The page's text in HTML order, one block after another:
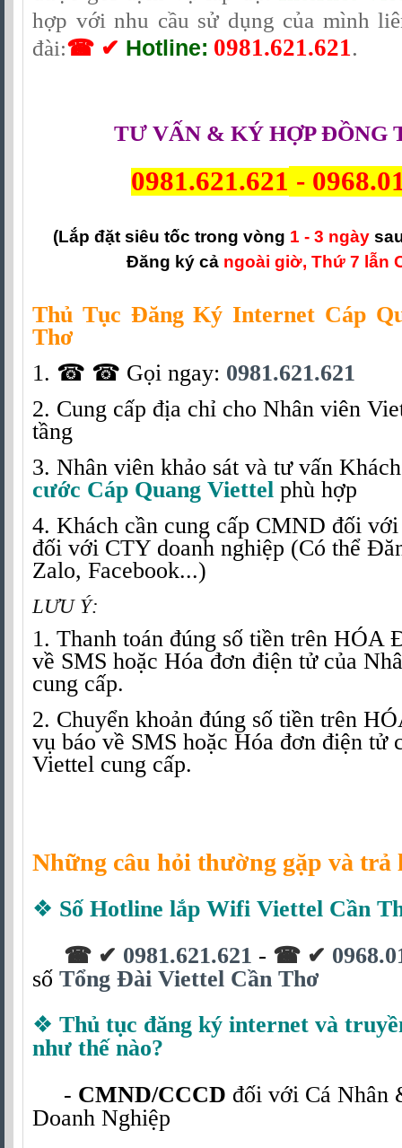
hợp với nhu cầu sử dụng của mình
đài:☎ ✔ Hotline: 0981.621.621.
TƯ VẤN & KÝ HỢP ĐỒNG
0981.621.621 -
(Lắp đặt siêu tốc trong vòng 1 - 3 ngày
Đăng ký cả ngoài giờ, Thứ 7 lẫn
Thủ Tục Đăng Ký Internet Cáp
Thơ
1. ☎ ☎ Gọi ngay: 0981.621.621
2. Cung cấp địa chỉ cho Nhân viên
tầng
3. Nhân viên khảo sát và tư vấn
cước Cáp Quang Viettel phù hợp
4. Khách cần cung cấp CMND đối
đối với CTY doanh nghiệp (Có thể
Zalo, Facebook...)
LƯU Ý:
1. Thanh toán đúng số tiền trên HÓA
về SMS hoặc Hóa đơn điện tử của
cung cấp.
2. Chuyển khoản đúng số tiền trên
vụ báo về SMS hoặc Hóa đơn điện tử
Viettel cung cấp.
Những câu hỏi thường gặp và trả
❖ Số Hotline lắp Wifi Viettel Cần
☎ ✔ 0981.621.621 - ☎ ✔
số Tổng Đài Viettel Cần Thơ
❖ Thủ tục đăng ký internet và
như thế nào?
- CMND/CCCD đối với Cá
Doanh Nghiệp